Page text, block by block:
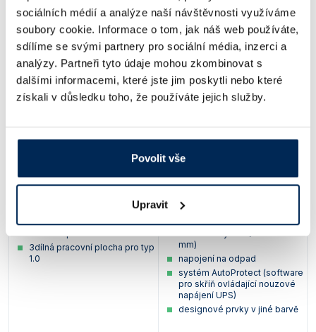
sociálních médií a analýze naší návštěvnosti využíváme
soubory cookie. Informace o tom, jak náš web používáte,
sdílíme se svými partnery pro sociální média, inzerci a
analýzy. Partneři tyto údaje mohou zkombinovat s
dalšími informacemi, které jste jim poskytli nebo které
získali v důsledku toho, že používáte jejich služby.
Povolit vše
Upravit
za příplatek. Některé kombinace volitelného vybavení se vzájemně
vylučují - pro pomoc s výběrem náskontaktujte.
záchytný filtr pevných částic
(doporučeno)
vakuový ventil
nerezový dřez, š x v x h: 350 x
250 x 40 mm
zesílená pracovní deska
3dílná pracovní plocha pro typ
1.0
antivibrační žulová deska
o šířce 600 mm
posuvný stolek
přední okno přizpůsobené
pro práci s mikroskopem
pro připojení k PC)
na rámu
150 mm
elektricky výškově
nastavitelný rám (635 – 835
mm)
napojení na odpad
systém AutoProtect (software
pro skříň ovládající nouzové
napájení UPS)
designové prvky v jiné barvě